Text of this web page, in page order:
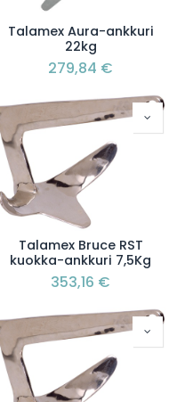
Talamex Aura-ankkuri
22kg
279,84 €
Talamex Bruce RST
kuokka-ankkuri 7,5Kg
353,16 €